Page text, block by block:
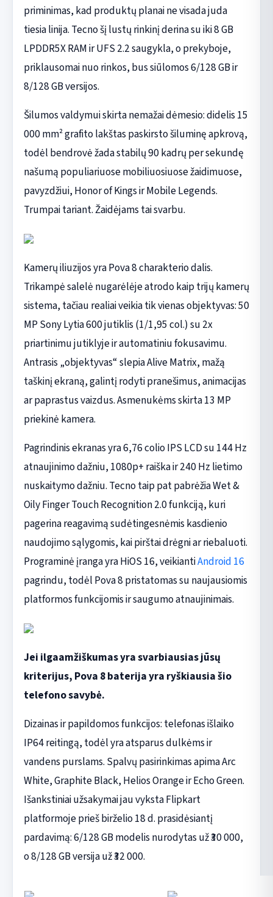
priminimas, kad produktų planai ne visada juda
tiesia linija. Tecno šį lustų rinkinį derina su iki 8 GB
LPDDR5X RAM ir UFS 2.2 saugykla, o prekyboje,
priklausomai nuo rinkos, bus siūlomos 6/128 GB ir
8/128 GB versijos.
Šilumos valdymui skirta nemažai dėmesio: didelis 15
000 mm² grafito lakštas paskirsto šiluminę apkrovą,
todėl bendrovė žada stabilų 90 kadrų per sekundę
našumą populiariuose mobiliuosiuose žaidimuose,
pavyzdžiui, Honor of Kings ir Mobile Legends.
Trumpai tariant. Žaidėjams tai svarbu.
Kamerų iliuzijos yra Pova 8 charakterio dalis.
Trikampė salelė nugarėlėje atrodo kaip trijų kamerų
sistema, tačiau realiai veikia tik vienas objektyvas: 50
MP Sony Lytia 600 jutiklis (1/1,95 col.) su 2x
priartinimu jutiklyje ir automatiniu fokusavimu.
Antrasis „objektyvas“ slepia Alive Matrix, mažą
taškinį ekraną, galintį rodyti pranešimus, animacijas
ar paprastus vaizdus. Asmenukėms skirta 13 MP
priekinė kamera.
Pagrindinis ekranas yra 6,76 colio IPS LCD su 144 Hz
atnaujinimo dažniu, 1080p+ raiška ir 240 Hz lietimo
nuskaitymo dažniu. Tecno taip pat pabrėžia Wet &
Oily Finger Touch Recognition 2.0 funkciją, kuri
pagerina reagavimą sudėtingesnėmis kasdienio
naudojimo sąlygomis, kai pirštai drėgni ar riebaluoti.
Programinė įranga yra HiOS 16, veikiantiAndroid 16
pagrindu, todėl Pova 8 pristatomas su naujausiomis
platformos funkcijomis ir saugumo atnaujinimais.
Jei ilgaamžiškumas yra svarbiausias jūsų
kriterijus, Pova 8 baterija yra ryškiausia šio
telefono savybė.
Dizainas ir papildomos funkcijos: telefonas išlaiko
IP64 reitingą, todėl yra atsparus dulkėms ir
vandens purslams. Spalvų pasirinkimas apima Arc
White, Graphite Black, Helios Orange ir Echo Green.
Išankstiniai užsakymai jau vyksta Flipkart
platformoje prieš birželio 18 d. prasidėsiantį
pardavimą: 6/128 GB modelis nurodytas už ₹30 000,
o 8/128 GB versija už ₹32 000.